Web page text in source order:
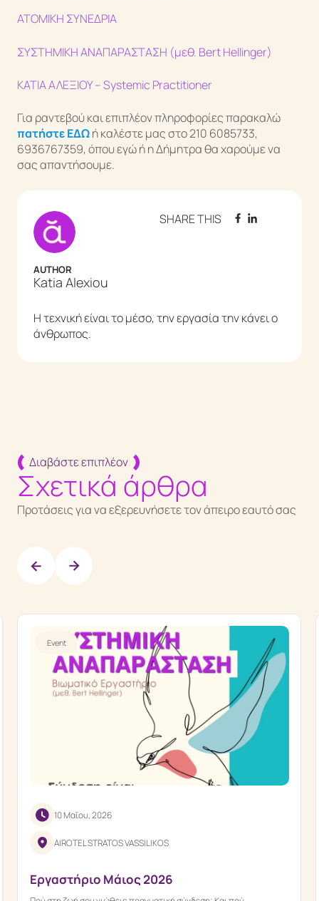
ΑΤΟΜΙΚΗ ΣΥΝΕΔΡΙΑ
ΣΥΣΤΗΜΙΚΗ ΑΝΑΠΑΡΑΣΤΑΣΗ (μεθ. Bert Hellinger)
ΚΑΤΙΑ ΑΛΕΞΙΟΥ – Systemic Practitioner
Για ραντεβού και επιπλέον πληροφορίες παρακαλώ
πατήστε ΕΔΩή καλέστε μας στο 210 6085733,
6936767359, όπου εγώ ή η Δήμητρα θα χαρούμε να
σας απαντήσουμε.
AUTHOR
Katia Alexiou
SHARE THIS
Η τεχνική είναι το μέσο, την εργασία την κάνει ο
άνθρωπος.
Διαβάστε επιπλέον
Σχετικά άρθρα
Προτάσεις για να εξερευνήσετε τον άπειρο εαυτό σας
Event
10 Μαΐου, 2026
AIROTEL STRATOS VASSILIKOS
Εργαστήριο Μάιος 2026